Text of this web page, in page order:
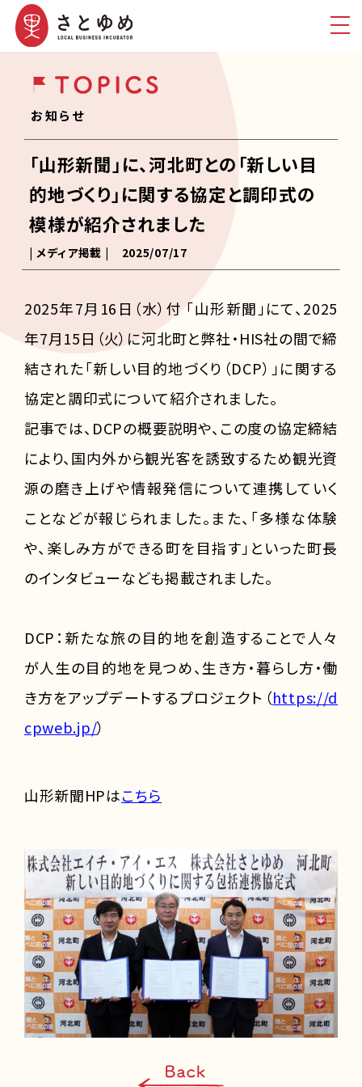
お知らせ
「山形新聞」に、河北町との「新しい目
的地づくり」に関する協定と調印式の
模様が紹介されました
| メディア掲載 | 2025/07/17
2025年7月16日（水）付 「山形新聞」にて、2025
年7月15日（火）に河北町と弊社・HIS社の間で締
結された「新しい目的地づくり（DCP）」に関する
協定と調印式について紹介されました。
記事では、DCPの概要説明や、この度の協定締結
により、国内外から観光客を誘致するため観光資
源の磨き上げや情報発信について連携していく
ことなどが報じられました。また、「多様な体験
や、楽しみ方ができる町を目指す」といった町長
のインタビューなども掲載されました。
DCP：新たな旅の目的地を創造することで人々
が人生の目的地を見つめ、生き方・暮らし方・働
き方をアップデートするプロジェクト（https://d
cpweb.jp/）
山形新聞HPはこちら